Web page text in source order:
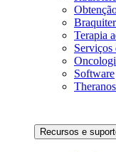
Terapia
Serviços
Software
Recursos e